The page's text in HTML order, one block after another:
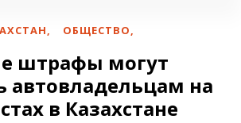
, ОБЩЕСТВО,
штрафы могут
автовладельцам на
в Казахстане